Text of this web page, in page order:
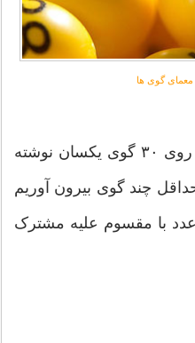
معمای گوی ها
هر یک از اعداد ١ تا ٣٠ را بر روی ٣٠ گوی یکسان نوشته
چند گوی بیرون آوریم
با مقسوم علیه مشترک